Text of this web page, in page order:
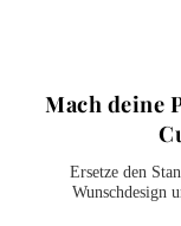
Mach deine
Ersetze den
Wunschdesign